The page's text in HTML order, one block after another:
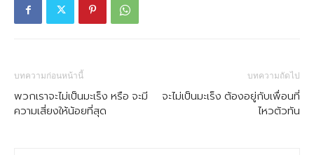
บทความก่อนหน้านี้
พวกเราจะไม่เป็นมะเร็ง หรือ จะมี
ความเสี่ยงให้น้อยที่สุด
บทความถัดไป
จะไม่เป็นมะเร็ง ต้องอยู่กับเพื่อนที่
ไหวตัวทัน